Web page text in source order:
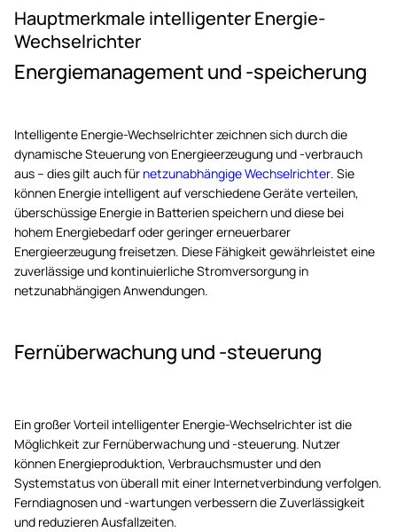
Hauptmerkmale intelligenter Energie-
Wechselrichter
Energiemanagement und -speicherung
Intelligente Energie-Wechselrichter zeichnen sich durch die
dynamische Steuerung von Energieerzeugung und -verbrauch
aus – dies gilt auch für netzunabhängige Wechselrichter. Sie
können Energie intelligent auf verschiedene Geräte verteilen,
überschüssige Energie in Batterien speichern und diese bei
hohem Energiebedarf oder geringer erneuerbarer
Energieerzeugung freisetzen. Diese Fähigkeit gewährleistet eine
zuverlässige und kontinuierliche Stromversorgung in
netzunabhängigen Anwendungen.
Fernüberwachung und -steuerung
Ein großer Vorteil intelligenter Energie-Wechselrichter ist die
Möglichkeit zur Fernüberwachung und -steuerung. Nutzer
können Energieproduktion, Verbrauchsmuster und den
Systemstatus von überall mit einer Internetverbindung verfolgen.
Ferndiagnosen und -wartungen verbessern die Zuverlässigkeit
und reduzieren Ausfallzeiten.